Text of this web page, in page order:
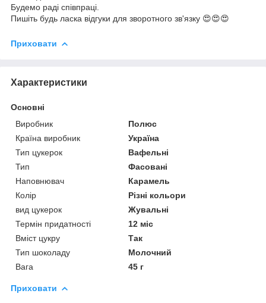
Будемо раді співпраці.
Пишіть будь ласка відгуки для зворотного зв'язку 😍😍😍
Приховати
Характеристики
Основні
Виробник
Полюс
Країна виробник
Україна
Тип цукерок
Вафельні
Тип
Фасовані
Наповнювач
Карамель
Колір
Різні кольори
вид цукерок
Жувальні
Термін придатності
12 міс
Вміст цукру
Так
Тип шоколаду
Молочний
Вага
45 г
Приховати